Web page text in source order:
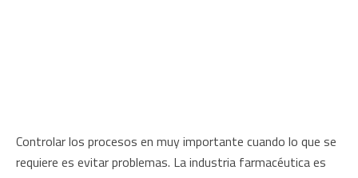
Controlar los procesos en muy importante cuando lo que se
requiere es evitar problemas. La industria farmacéutica es